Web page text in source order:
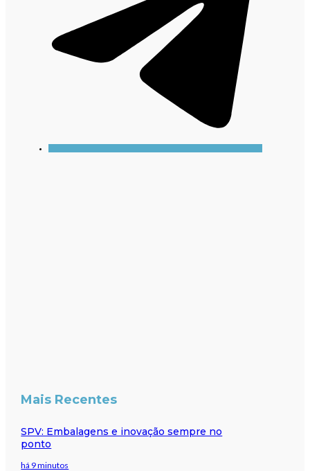
Mais Recentes
SPV: Embalagens e inovação sempre no
ponto
há 9 minutos